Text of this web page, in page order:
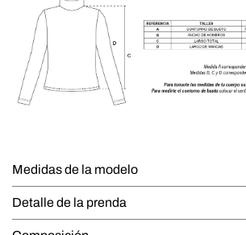
Medidas de la modelo
Detalle de la prenda